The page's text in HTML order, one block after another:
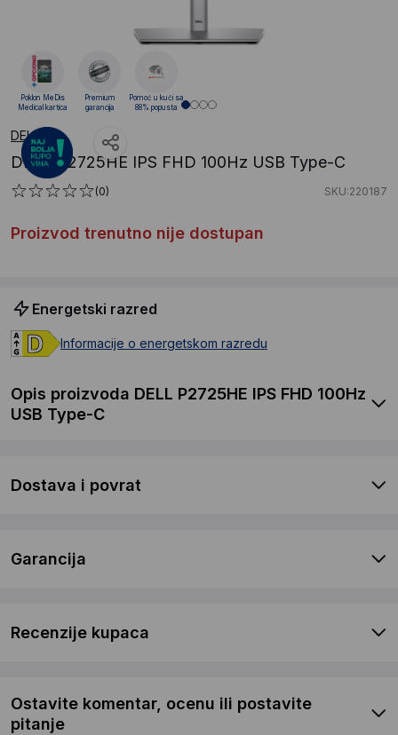
DELL
DELL P2725HE IPS FHD 100Hz USB Type-C
(0) SKU:220187
Proizvod trenutno nije dostupan
Energetski razred
Informacije o energetskom razredu
Poklon MeDis
Medical kartica
Premium
garancija
Pomoć u kući sa
88% popusta
Opis proizvoda DELL P2725HE IPS FHD 100Hz
USB Type-C
Dostava i povrat
Garancija
Recenzije kupaca
Ostavite komentar, ocenu ili postavite
pitanje